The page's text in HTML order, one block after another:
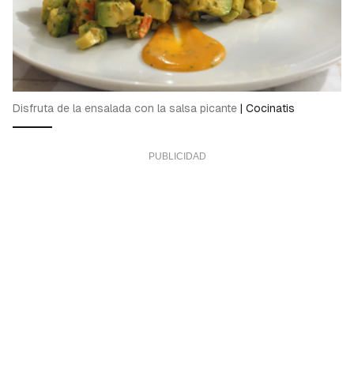
Disfruta de la ensalada con la salsa picante | Cocinatis